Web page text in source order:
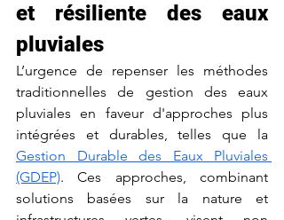
et résiliente des eaux
pluviales
L’urgence de repenser les méthodes
traditionnelles de gestion des eaux
pluviales en faveur d'approches plus
Gestion Durable des Eaux Pluviales
(GDEP). Ces approches, combinant
solutions basées sur la nature et